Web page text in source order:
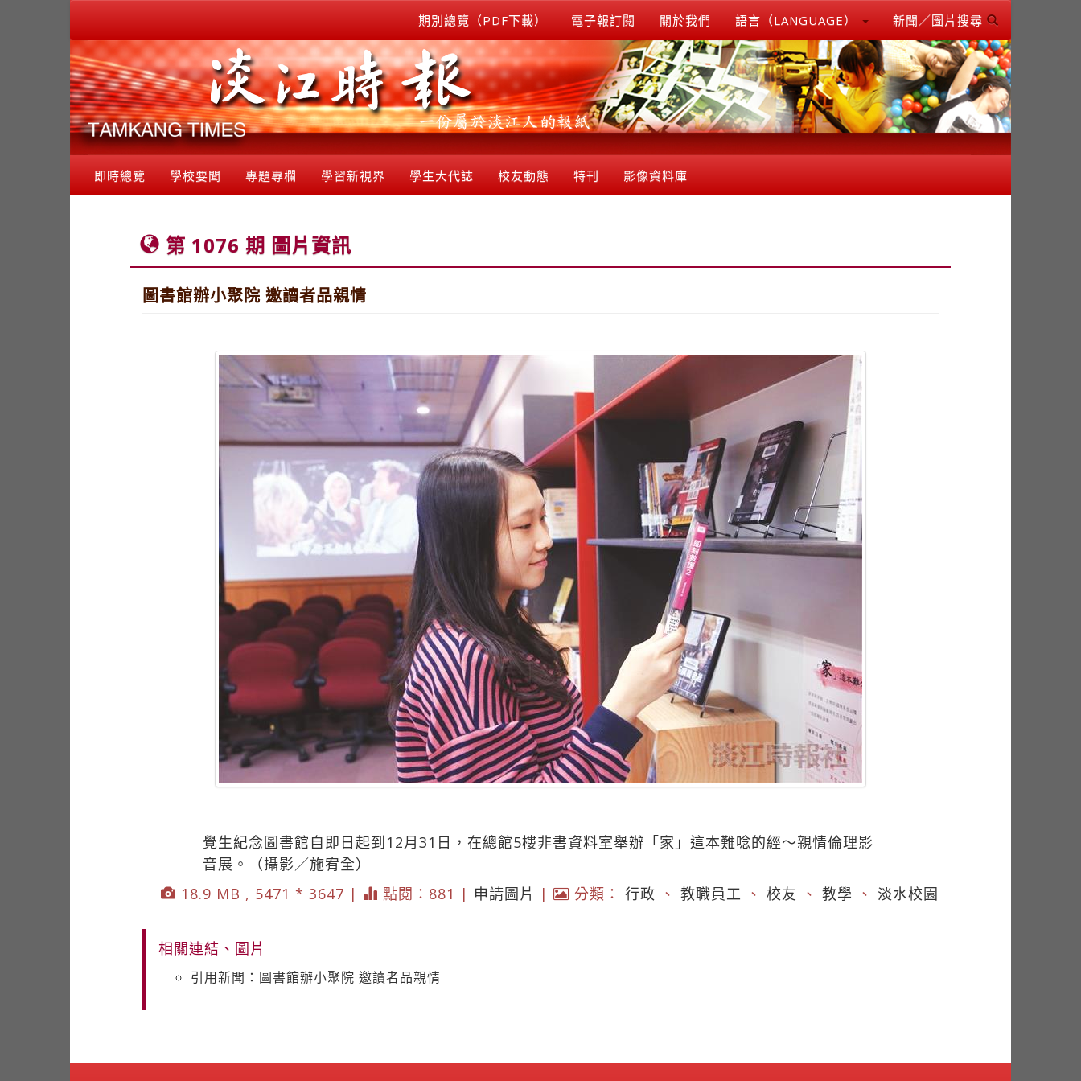
期別總覽（PDF下載） 電子報訂閱 關於我們 語言（LANGUAGE） 新聞／圖片搜尋
即時總覽 學校要聞 專題專欄 學習新視界 學生大代誌 校友動態 特刊 影像資料庫
第 1076 期 圖片資訊
圖書館辦小聚院 邀讀者品親情
覺生紀念圖書館自即日起到12月31日，在總館5樓非書資料室舉辦「家」這本難唸的經～親情倫理影
音展。（攝影／施宥全）
18.9 MB , 5471 * 3647 |
點閱：881 | 申請圖片 | 分類： 行政 、 教職員工 、 校友 、 教學 、 淡水校園
相關連結、圖片
引用新聞：圖書館辦小聚院 邀讀者品親情